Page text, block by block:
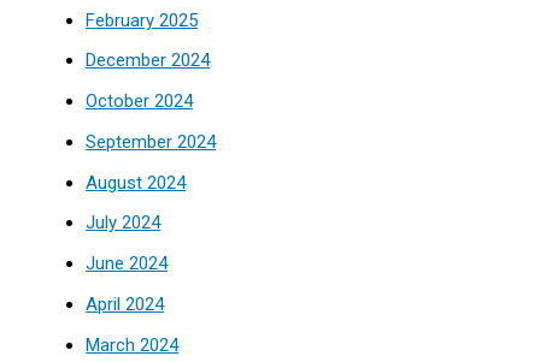
February 2025
December 2024
October 2024
September 2024
August 2024
July 2024
June 2024
April 2024
March 2024